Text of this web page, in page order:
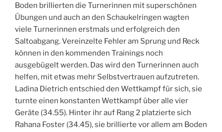
Boden brillierten die Turnerinnen mit superschönen
Übungen und auch an den Schaukelringen wagten
viele Turnerinnen erstmals und erfolgreich den
Saltoabgang. Vereinzelte Fehler am Sprung und Reck
können in den kommenden Trainings noch
ausgebügelt werden. Das wird den Turnerinnen auch
helfen, mit etwas mehr Selbstvertrauen aufzutreten.
Ladina Dietrich entschied den Wettkampf für sich, sie
turnte einen konstanten Wettkampf über alle vier
Geräte (34.55). Hinter ihr auf Rang 2 platzierte sich
Rahana Foster (34.45), sie brillierte vor allem am Boden